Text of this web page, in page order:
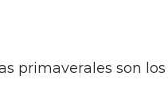
primaverales son